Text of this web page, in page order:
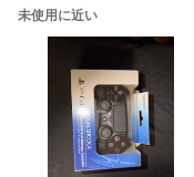
未使用に近い